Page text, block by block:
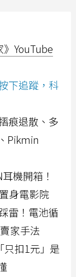
YouTube
下追蹤，科
痕退散、多
Pikmin
機開箱！
身電影院
雷！電池循
家手法
只扣1元」是